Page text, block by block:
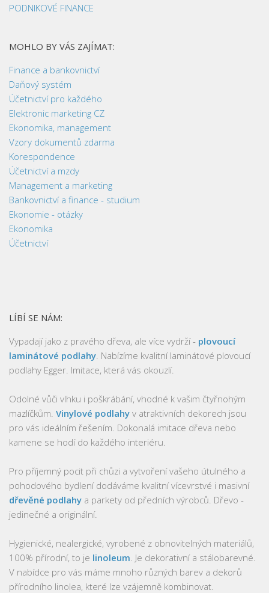
PODNIKOVÉ FINANCE
MOHLO BY VÁS ZAJÍMAT:
Finance a bankovnictví
Daňový systém
Účetnictví pro každého
Elektronic marketing CZ
Ekonomika, management
Vzory dokumentů zdarma
Korespondence
Účetnictví a mzdy
Management a marketing
Bankovnictví a finance - studium
Ekonomie - otázky
Ekonomika
Účetnictví
LÍBÍ SE NÁM:
Vypadají jako z pravého dřeva, ale více vydrží - plovoucí
laminátové podlahy . Nabízíme kvalitní laminátové plovoucí
podlahy Egger. Imitace, která vás okouzlí.
Odolné vůči vlhku i poškrábání, vhodné k vašim čtyřnohým
mazlíčkům. Vinylové podlahy v atraktivních dekorech jsou
pro vás ideálním řešením. Dokonalá imitace dřeva nebo
kamene se hodí do každého interiéru.
Pro příjemný pocit při chůzi a vytvoření vašeho útulného a
pohodového bydlení dodáváme kvalitní vícevrstvé i masivní
dřevěné podlahy a parkety od předních výrobců. Dřevo -
jedinečné a originální.
Hygienické, nealergické, vyrobené z obnovitelných materiálů,
100% přírodní, to je linoleum . Je dekorativní a stálobarevné.
V nabídce pro vás máme mnoho různých barev a dekorů
přírodního linolea, které lze vzájemně kombinovat.